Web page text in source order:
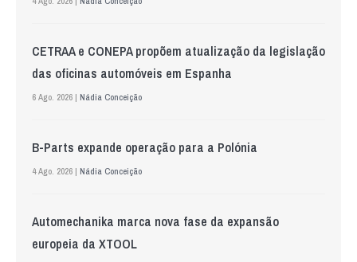
CETRAA e CONEPA propõem atualização da legislação
das oficinas automóveis em Espanha
6 Ago. 2026 | Nádia Conceição
B-Parts expande operação para a Polónia
4 Ago. 2026 | Nádia Conceição
Automechanika marca nova fase da expansão
europeia da XTOOL